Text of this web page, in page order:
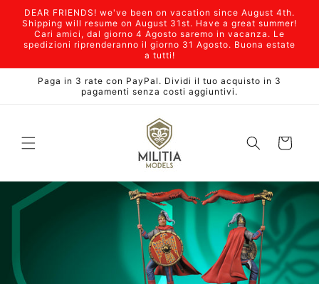
direttamente
ai contenuti
DEAR FRIENDS! we've been on vacation since August 4th.
Shipping will resume on August 31st. Have a great summer!
Cari amici, dal giorno 4 Agosto saremo in vacanza. Le
spedizioni riprenderanno il giorno 31 Agosto. Buona estate
a tutti!
Paga in 3 rate con PayPal. Dividi il tuo acquisto in 3
pagamenti senza costi aggiuntivi.
Carrello